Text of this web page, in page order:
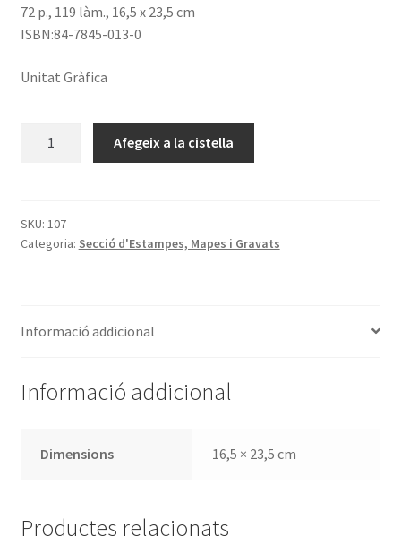
72 p., 119 làm., 16,5 x 23,5 cm
ISBN:84-7845-013-0
Unitat Gràfica
gravador
Afegeix a la cistella
SKU: 107
Categoria: Secció d'Estampes, Mapes i Gravats
Informació addicional
Informació addicional
Dimensions 16,5 × 23,5 cm
Productes relacionats